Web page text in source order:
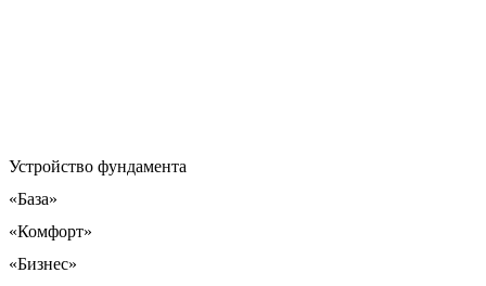
Устройство фундамента
«База»
«Комфорт»
«Бизнес»